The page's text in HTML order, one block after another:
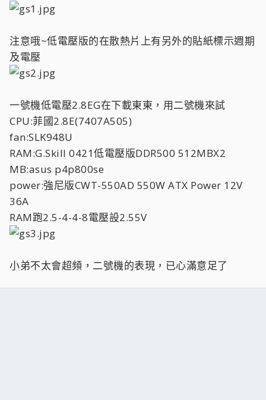
注意哦~低電壓版的在散熱片上有另外的貼紙標示週期
及電壓
一號機低電壓2.8EG在下載東東，用二號機來試
CPU:菲國2.8E(7407A505)
fan:SLK948U
RAM:G.Skill 0421低電壓版DDR500 512MBX2
MB:asus p4p800se
power:強尼版CWT-550AD 550W ATX Power 12V
36A
RAM跑2.5-4-4-8電壓設2.55V
小弟不太會超頻，二號機的表現，已心滿意足了